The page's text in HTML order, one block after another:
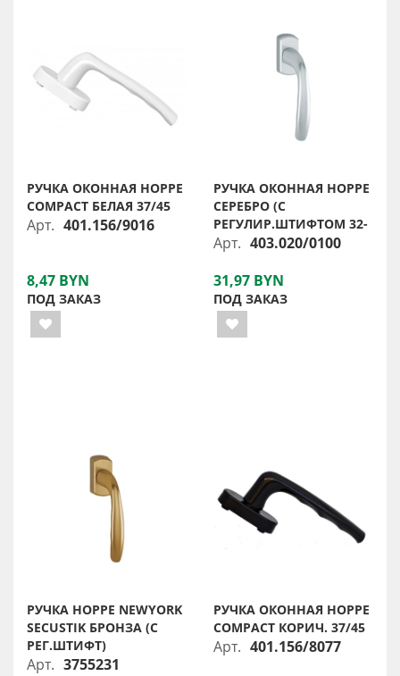
РУЧКА ОКОННАЯ HOPPE
COMPACT БЕЛАЯ 37/45
Арт. 401.156/9016
8,47 BYN
ПОД ЗАКАЗ
РУЧКА ОКОННАЯ НОРРЕ
СЕРЕБРО (С
РЕГУЛИР.ШТИФТОМ 32-
Арт. 403.020/0100
31,97 BYN
ПОД ЗАКАЗ
РУЧКА HOPPE NEWYORK
SECUSTIK БРОНЗА (С
РЕГ.ШТИФТ)
Арт. 3755231
РУЧКА ОКОННАЯ HOPPE
COMPACT КОРИЧ. 37/45
Арт. 401.156/8077